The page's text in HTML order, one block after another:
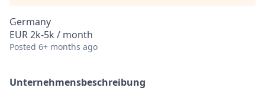
Germany
EUR 2k-5k / month
Posted 6+ months ago
Unternehmensbeschreibung